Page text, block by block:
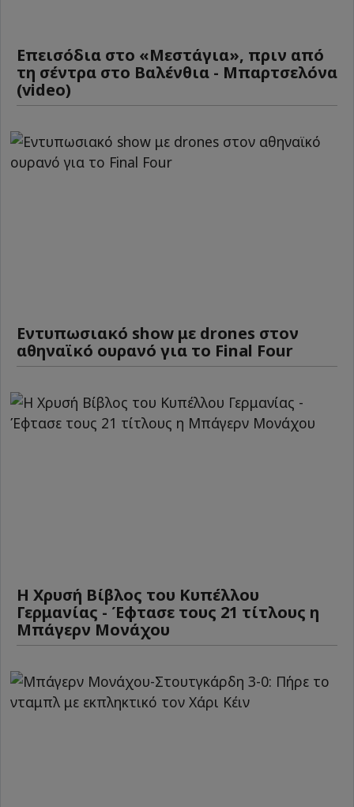
Επεισόδια στο «Μεστάγια», πριν από
τη σέντρα στο Βαλένθια - Μπαρτσελόνα
(video)
Εντυπωσιακό show με drones στον
αθηναϊκό ουρανό για το Final Four
Η Χρυσή Βίβλος του Κυπέλλου
Γερμανίας - Έφτασε τους 21 τίτλους η
Μπάγερν Μονάχου